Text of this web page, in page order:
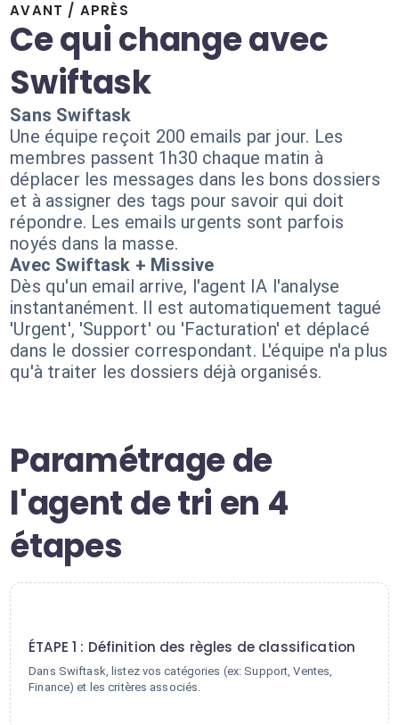
AVANT / APRÈS
Ce qui change avec
Swiftask
Sans Swiftask
Une équipe reçoit 200 emails par jour. Les
membres passent 1h30 chaque matin à
déplacer les messages dans les bons dossiers
et à assigner des tags pour savoir qui doit
répondre. Les emails urgents sont parfois
noyés dans la masse.
Avec Swiftask + Missive
Dès qu'un email arrive, l'agent IA l'analyse
instantanément. Il est automatiquement tagué
'Urgent', 'Support' ou 'Facturation' et déplacé
dans le dossier correspondant. L'équipe n'a plus
qu'à traiter les dossiers déjà organisés.
Paramétrage de
l'agent de tri en 4
étapes
ÉTAPE 1 : Définition des règles de classification
Dans Swiftask, listez vos catégories (ex: Support, Ventes,
Finance) et les critères associés.